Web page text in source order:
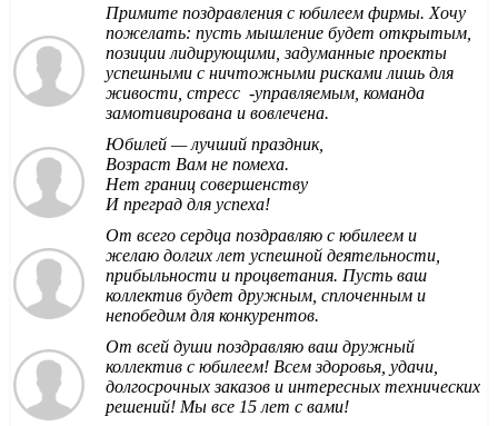
Примите поздравления с юбилеем фирмы. Хочу
пожелать: пусть мышление будет открытым,
позиции лидирующими, задуманные проекты
успешными с ничтожными рисками лишь для
живости, стресс -управляемым, команда
замотивирована и вовлечена.
Юбилей — лучший праздник,
Возраст Вам не помеха.
Нет границ совершенству
И преград для успеха!
От всего сердца поздравляю с юбилеем и
желаю долгих лет успешной деятельности,
прибыльности и процветания. Пусть ваш
коллектив будет дружным, сплоченным и
непобедим для конкурентов.
От всей души поздравляю ваш дружный
коллектив с юбилеем! Всем здоровья, удачи,
долгосрочных заказов и интересных технических
решений! Мы все 15 лет с вами!